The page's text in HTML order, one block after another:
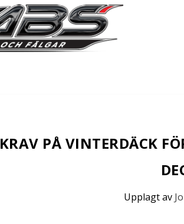
KRAV PÅ VINTERDÄCK
Upplagt av